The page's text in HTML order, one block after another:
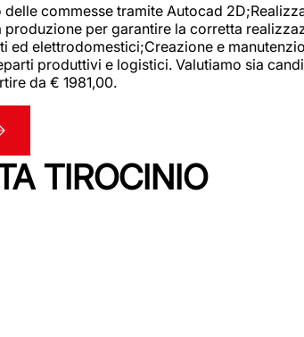
commesse tramite Autocad
per garantire la corretta
ed elettrodomestici;Creazione e
produttivi e logistici. Valutiamo sia
da € 1981,00.
TIROCINIO